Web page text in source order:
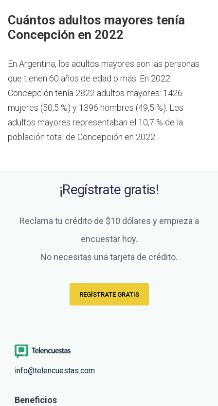
Cuántos adultos mayores tenía
Concepción en 2022
En Argentina, los adultos mayores son las personas
que tienen 60 años de edad o más. En 2022
Concepción tenía 2822 adultos mayores: 1426
mujeres (50,5 %) y 1396 hombres (49,5 %). Los
adultos mayores representaban el 10,7 % de la
población total de Concepción en 2022.
¡Regístrate gratis!
Reclama tu crédito de $10 dólares y empieza a
encuestar hoy.
No necesitas una tarjeta de crédito.
REGÍSTRATE GRATIS
info@telencuestas.com
Beneficios